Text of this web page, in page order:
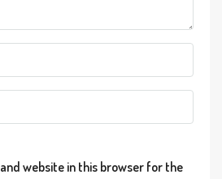
website in this browser for the